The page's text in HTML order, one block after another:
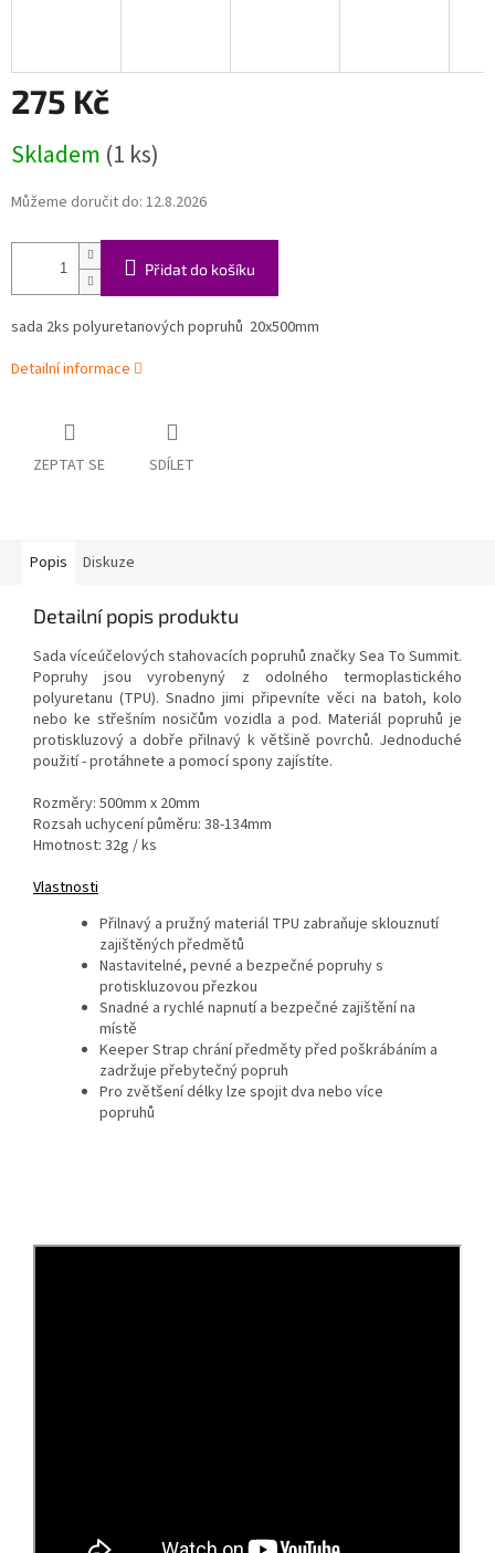
275 Kč
cena:
Skladem (1 ks)
Můžeme doručit do: 12.8.2026
Přidat do košíku
sada 2ks polyuretanových popruhů 20x500mm
Detailní informace
ZEPTAT SE SDÍLET
Popis Diskuze
Detailní popis produktu
Sada víceúčelových stahovacích popruhů značky Sea To Summit.
Popruhy jsou vyrobenyný z odolného termoplastického
polyuretanu (TPU). Snadno jimi připevníte věci na batoh, kolo
nebo ke střešním nosičům vozidla a pod. Materiál popruhů je
protiskluzový a dobře přilnavý k většině povrchů. Jednoduché
použití - protáhnete a pomocí spony zajístíte.
Rozměry: 500mm x 20mm
Rozsah uchycení půměru: 38-134mm
Hmotnost: 32g / ks
Vlastnosti
Přilnavý a pružný materiál TPU zabraňuje sklouznutí
zajištěných předmětů
Nastavitelné, pevné a bezpečné popruhy s
protiskluzovou přezkou
Snadné a rychlé napnutí a bezpečné zajištění na
místě
Keeper Strap chrání předměty před poškrábáním a
zadržuje přebytečný popruh
Pro zvětšení délky lze spojit dva nebo více
popruhů